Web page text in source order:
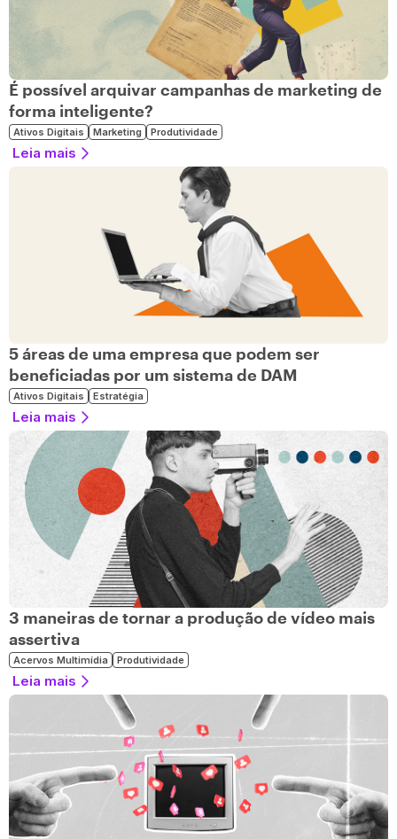
É possível arquivar campanhas de marketing de
forma inteligente?
Ativos Digitais Marketing Produtividade
Leia mais
5 áreas de uma empresa que podem ser
beneficiadas por um sistema de DAM
Ativos Digitais Estratégia
Leia mais
3 maneiras de tornar a produção de vídeo mais
assertiva
Acervos Multimídia Produtividade
Leia mais